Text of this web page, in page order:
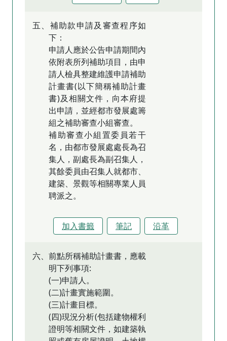
五、補助款申請及審查程序如
下：
申請人應於公告申請期間內
依附表所列補助項目，由申
請人檢具整建維護申請補助
計畫書(以下簡稱補助計畫
書)及相關文件，向本府提
出申請，並經都市發展處籌
組之補助審查小組審查。
補助審查小組置委員若干
名，由都市發展處處長為召
集人，副處長為副召集人，
其餘委員由召集人就都市、
建築、景觀等相關專業人員
聘派之。
加入書籤 筆記 沿革
六、前點所稱補助計畫書，應載
明下列事項:
(一)申請人。
(二)計畫實施範圍。
(三)計畫目標。
(四)現況分析(包括建物權利
證明等相關文件，如建築執